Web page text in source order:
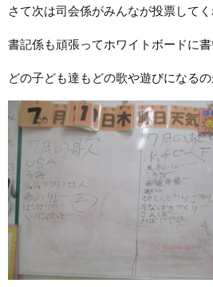
さて次は司会係がみんなが投票してく
書記係も頑張ってホワイトボードに書
どの子ども達もどの歌や遊びになる